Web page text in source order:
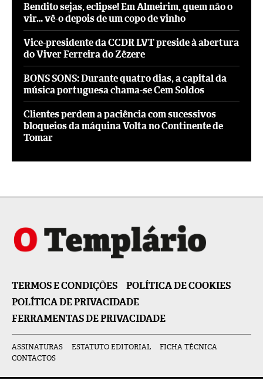
Bendito sejas, eclipse! Em Almeirim, quem não o
vir… vê-o depois de um copo de vinho
Vice-presidente da CCDR LVT preside à abertura
do Viver Ferreira do Zêzere
BONS SONS: Durante quatro dias, a capital da
música portuguesa chama-se Cem Soldos
Clientes perdem a paciência com sucessivos
bloqueios da máquina Volta no Continente de
Tomar
TERMOS E CONDIÇÕES
POLÍTICA DE COOKIES
POLÍTICA DE PRIVACIDADE
FERRAMENTAS DE PRIVACIDADE
ASSINATURAS ESTATUTO EDITORIAL
FICHA TÉCNICA
CONTACTOS